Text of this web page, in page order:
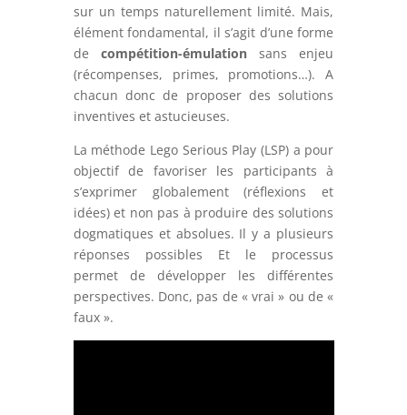
sur un temps naturellement limité. Mais,
élément fondamental, il s’agit d’une forme
de compétition-émulationsans enjeu
(récompenses, primes, promotions…). A
chacun donc de proposer des solutions
inventives et astucieuses.
La méthode Lego Serious Play (LSP) a pour
objectif de favoriser les participants à
s’exprimer globalement (réflexions et
idées) et non pas à produire des solutions
dogmatiques et absolues. Il y a plusieurs
réponses possibles Et le processus
permet de développer les différentes
perspectives. Donc, pas de « vrai » ou de «
faux ».